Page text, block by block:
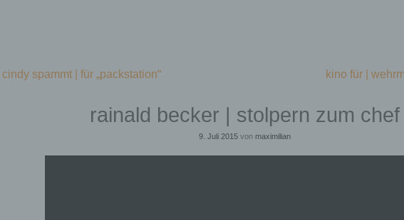
cindy spammt | für „packstation“ kino für |
rainald becker | stolpern zum chef
9. Juli 2015von maximilian